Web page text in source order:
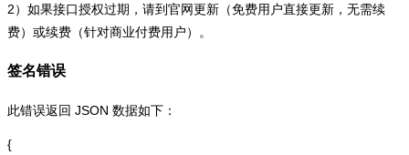
2）如果接口授权过期，请到官网更新（免费用户直接更新，无需续
费）或续费（针对商业付费用户）。
签名错误
此错误返回 JSON 数据如下：
{